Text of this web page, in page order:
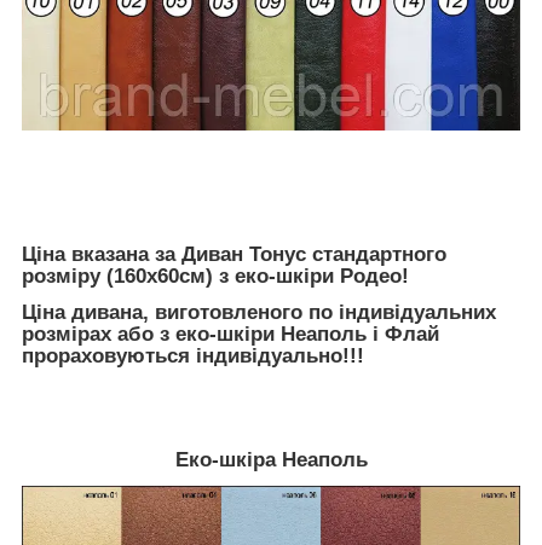
Ціна вказана за Диван Тонус стандартного
розміру (160х60см) з еко-шкіри Родео!
Ціна дивана, виготовленого по індивідуальних
розмірах або з еко-шкіри Неаполь і Флай
прораховуються індивідуально!!!
Еко-шкіра Неаполь